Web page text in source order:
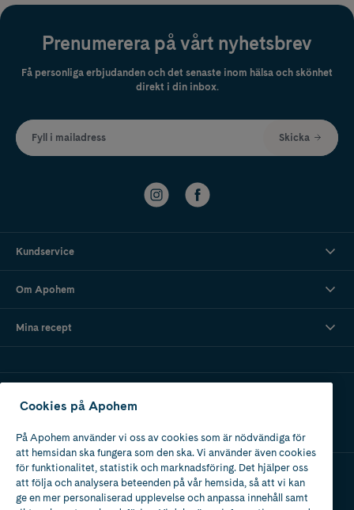
Prenumerera på vårt nyhetsbrev
Få personliga erbjudanden och det senaste inom hälsa och skönhet
direkt i din inbox.
Fyll i mailadress Skicka
Kundservice
Om Apohem
Mina recept
Apotek med tillstånd
av Läkemedelsverket
Cookies på Apohem
På Apohem använder vi oss av cookies som är nödvändiga för
att hemsidan ska fungera som den ska. Vi använder även cookies
för funktionalitet, statistik och marknadsföring. Det hjälper oss
att följa och analysera beteenden på vår hemsida, så att vi kan
ge en mer personaliserad upplevelse och anpassa innehåll samt